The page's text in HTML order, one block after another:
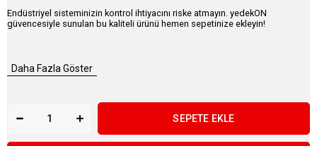
Endüstriyel sisteminizin kontrol ihtiyacını riske atmayın. yedekON
güvencesiyle sunulan bu kaliteli ürünü hemen sepetinize ekleyin!
Daha Fazla Göster